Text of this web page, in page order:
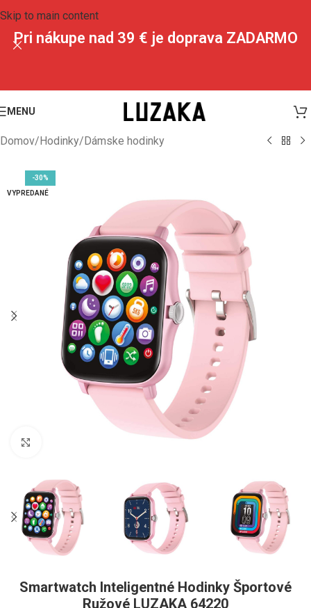
Skip to main content
Pri nákupe nad 39 € je doprava ZADARMO
MENU
Domov/Hodinky/Dámske hodinky
-30%
VYPREDANÉ
Smartwatch Inteligentné Hodinky Športové
Ružové LUZAKA 64220